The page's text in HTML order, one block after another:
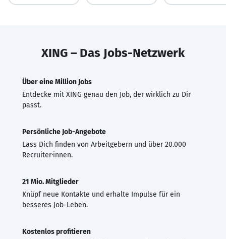
XING – Das Jobs-Netzwerk
Über eine Million Jobs
Entdecke mit XING genau den Job, der wirklich zu Dir
passt.
Persönliche Job-Angebote
Lass Dich finden von Arbeitgebern und über 20.000
Recruiter·innen.
21 Mio. Mitglieder
Knüpf neue Kontakte und erhalte Impulse für ein
besseres Job-Leben.
Kostenlos profitieren